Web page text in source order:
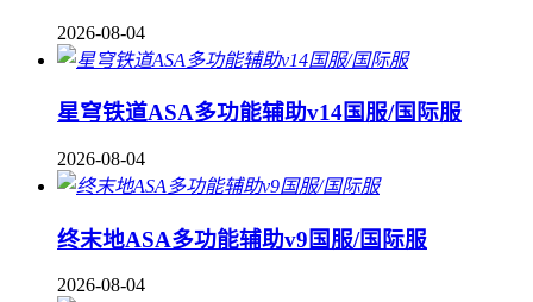
2026-08-04
星穹铁道ASA多功能辅助v14国服/国际服
2026-08-04
终末地ASA多功能辅助v9国服/国际服
2026-08-04